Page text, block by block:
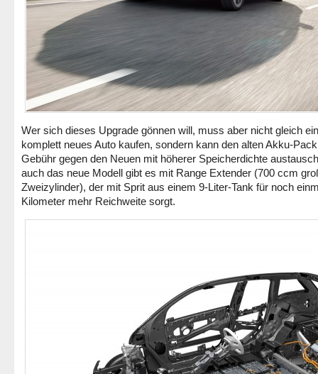
Wer sich dieses Upgrade gönnen will, muss aber nicht gleich ein
komplett neues Auto kaufen, sondern kann den alten Akku-
Gebühr gegen den Neuen mit höherer Speicherdichte
auch das neue Modell gibt es mit Range Extender (700 ccm
Zweizylinder), der mit Sprit aus einem 9-Liter-Tank für noch
Kilometer mehr Reichweite sorgt.